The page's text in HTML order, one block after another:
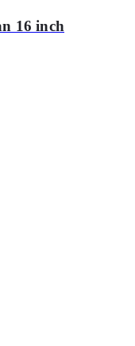
16 inch